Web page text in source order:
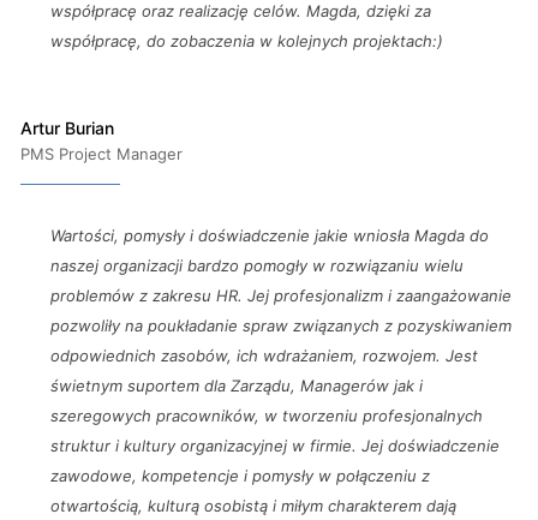
współpracę oraz realizację celów. Magda, dzięki za
współpracę, do zobaczenia w kolejnych projektach:)
Artur Burian
PMS Project Manager
Wartości, pomysły i doświadczenie jakie wniosła Magda do
naszej organizacji bardzo pomogły w rozwiązaniu wielu
problemów z zakresu HR. Jej profesjonalizm i zaangażowanie
pozwoliły na poukładanie spraw związanych z pozyskiwaniem
odpowiednich zasobów, ich wdrażaniem, rozwojem. Jest
świetnym suportem dla Zarządu, Managerów jak i
szeregowych pracowników, w tworzeniu profesjonalnych
struktur i kultury organizacyjnej w firmie. Jej doświadczenie
zawodowe, kompetencje i pomysły w połączeniu z
otwartością, kulturą osobistą i miłym charakterem dają